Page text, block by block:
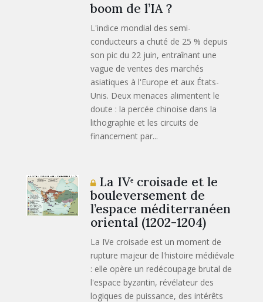
boom de l’IA ?
L'indice mondial des semi-
conducteurs a chuté de 25 % depuis
son pic du 22 juin, entraînant une
vague de ventes des marchés
asiatiques à l'Europe et aux États-
Unis. Deux menaces alimentent le
doute : la percée chinoise dans la
lithographie et les circuits de
financement par...
La IVᵉ croisade et le
bouleversement de
l’espace méditerranéen
oriental (1202-1204)
La IVe croisade est un moment de
rupture majeur de l'histoire médiévale
: elle opère un redécoupage brutal de
l'espace byzantin, révélateur des
logiques de puissance, des intérêts